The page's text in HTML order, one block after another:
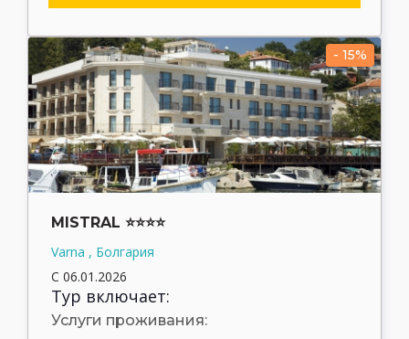
- 15%
MISTRAL ⭐⭐⭐⭐
Varna , Болгария
С 06.01.2026
Тур включает:
Услуги проживания: